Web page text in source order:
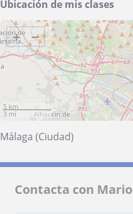
Ubicación de mis clases
+ −
5 km
3 mi
Málaga (Ciudad)
Contacta con Mario